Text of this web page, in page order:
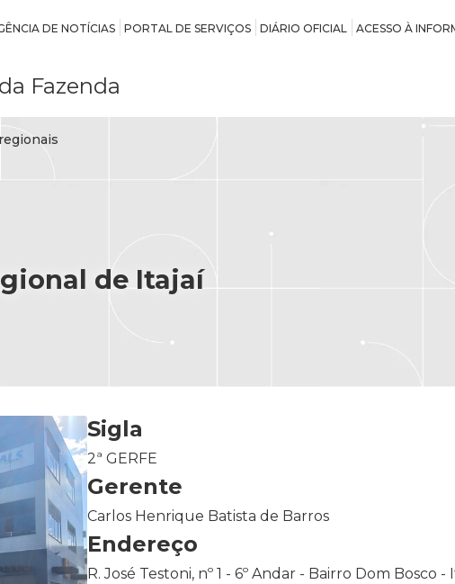
DE NOTÍCIAS PORTAL DE SERVIÇOS DIÁRIO OFICIAL ACESSO À
da Fazenda
regionais
de Itajaí
Sigla
2ª GERFE
Gerente
Carlos Henrique Batista de Barros
Endereço
R. José Testoni, nº 1 - 6º Andar - Bairro Dom Bosco